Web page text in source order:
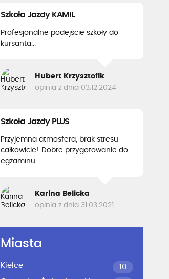
Szkoła Jazdy KAMIL
Profesjonalne podejście szkoły do
kursanta...
Hubert Krzysztofik
opinia z dnia 03.12.2024
Szkoła Jazdy PLUS
Przyjemna atmosfera, brak stresu
całkowicie! Dobre przygotowanie do
egzaminu ...
Karina Belicka
opinia z dnia 31.03.2021
Miasta
Kielce
10